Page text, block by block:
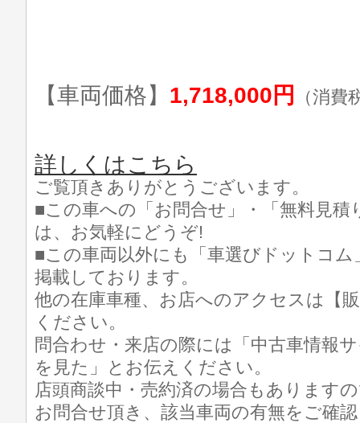
【車両価格】 1,718,000円 （消費
詳しくはこちら
ご覧頂きありがとうございます。
■この車への「お問合せ」・「無料見積
は、お気軽にどうぞ!
■この車両以外にも「車選びドットコ
掲載しております。
他の在庫車種、お店へのアクセスは【
ください。
問合わせ・来店の際には「中古車情報
を見た」とお伝えください。
店頭商談中・売約済の場合もあります
お問合せ頂き、該当車両の有無をご確